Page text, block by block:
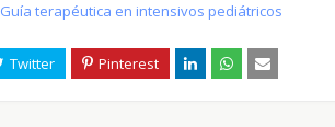
Guía terapéutica en intensivos pediátricos